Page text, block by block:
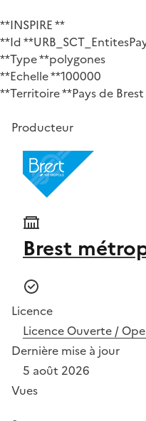
**INSPIRE **
**Id
**Type **polygones
**Echelle **100000
**Territoire **Pays de Brest
Producteur
Brest
Licence
Licence Ouverte /
Dernière mise à jour
5 août 2026
Vues